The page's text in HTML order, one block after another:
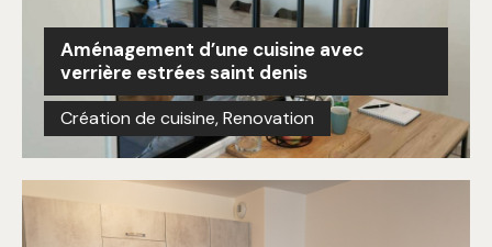
Aménagement d’une cuisine avec
verrière estrées saint denis
Création de cuisine,Renovation